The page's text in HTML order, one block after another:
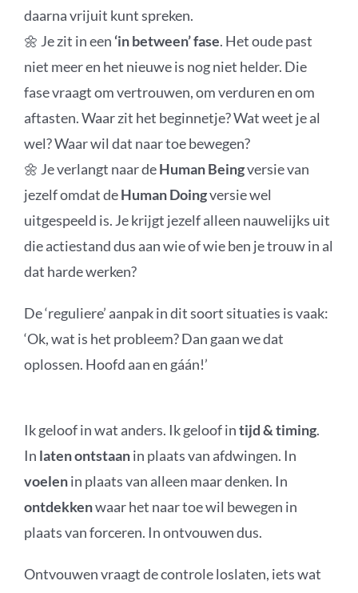
daarna vrijuit kunt spreken.
🌼 Je zit in een ‘in between’ fase. Het oude past
niet meer en het nieuwe is nog niet helder. Die
fase vraagt om vertrouwen, om verduren en om
aftasten. Waar zit het beginnetje? Wat weet je al
wel? Waar wil dat naar toe bewegen?
🌼 Je verlangt naar deHuman Beingversie van
jezelf omdat deHuman Doingversie wel
uitgespeeld is. Je krijgt jezelf alleen nauwelijks uit
die actiestand dus aan wie of wie ben je trouw in al
dat harde werken?
De ‘reguliere’ aanpak in dit soort situaties is vaak:
‘Ok, wat is het probleem? Dan gaan we dat
oplossen. Hoofd aan en gáán!’
Ik geloof in wat anders. Ik geloof intijd & timing.
In laten ontstaanin plaats van afdwingen. In
voelenin plaats van alleen maar denken. In
ontdekkenwaar het naar toe wil bewegen in
plaats van forceren. In ontvouwen dus.
Ontvouwen vraagt de controle loslaten, iets wat